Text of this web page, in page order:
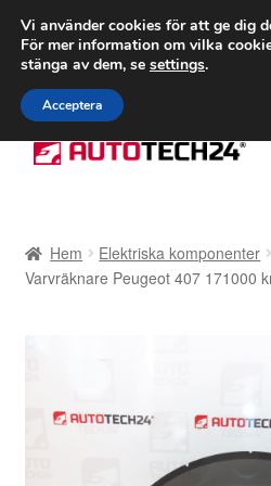
FRAKT
Ring 766 924
Hoppa
till
Hoppa
till
Betalningar
Hem Elektriska komponenter
Varvräknare Peugeot 407 171000
Vi använder cookies för att ge dig
För mer information om vilka
stänga av dem, se settings.
Acceptera